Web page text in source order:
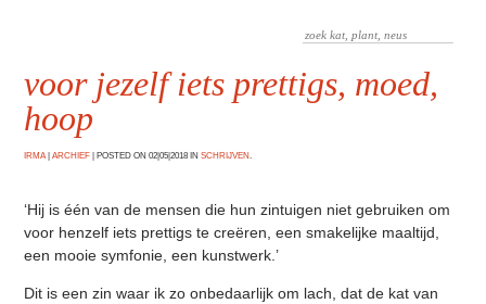
voor jezelf iets prettigs, moed,
hoop
IRMA|ARCHIEF POSTED ON 02|05|2018 INSCHRIJVEN.
‘Hij is één van de mensen die hun zintuigen niet gebruiken om
voor henzelf iets prettigs te creëren, een smakelijke maaltijd,
een mooie symfonie, een kunstwerk.’
Dit is een zin waar ik zo onbedaarlijk om lach, dat de kat van